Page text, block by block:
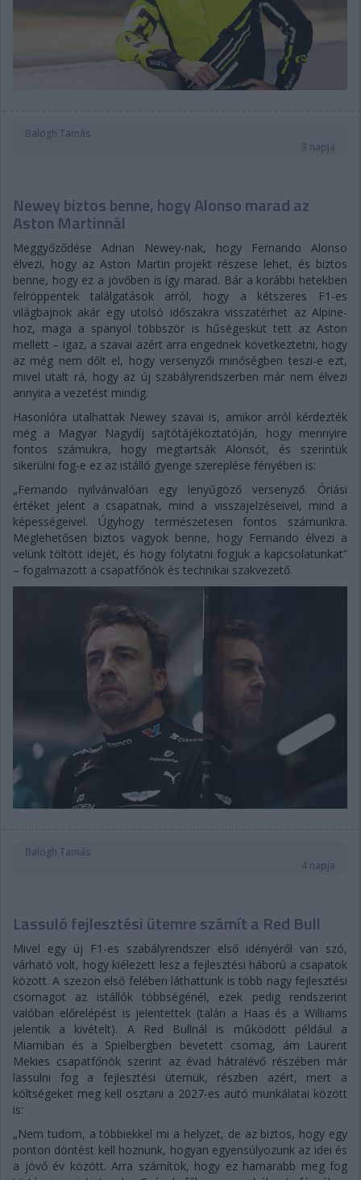
Balogh Tamás
3 napja
Newey biztos benne, hogy Alonso marad az
Aston Martinnál
Meggyőződése Adrian Newey-nak, hogy Fernando Alonso
élvezi, hogy az Aston Martin projekt részese lehet, és biztos
benne, hogy ez a jövőben is így marad. Bár a korábbi hetekben
felröppentek találgatások arról, hogy a kétszeres F1-es
világbajnok akár egy utolsó időszakra visszatérhet az Alpine-
hoz, maga a spanyol többször is hűségesküt tett az Aston
mellett – igaz, a szavai azért arra engednek következtetni, hogy
az még nem dőlt el, hogy versenyzői minőségben teszi-e ezt,
mivel utalt rá, hogy az új szabályrendszerben már nem élvezi
annyira a vezetést mindig.
Hasonlóra utalhattak Newey szavai is, amikor arról kérdezték
még a Magyar Nagydíj sajtótájékoztatóján, hogy mennyire
fontos számukra, hogy megtartsák Alonsót, és szerintük
sikerülni fog-e ez az istálló gyenge szereplése fényében is:
„Fernando nyilvánvalóan egy lenyűgöző versenyző. Óriási
értéket jelent a csapatnak, mind a visszajelzéseivel, mind a
képességeivel. Úgyhogy természetesen fontos számunkra.
Meglehetősen biztos vagyok benne, hogy Fernando élvezi a
velünk töltött idejét, és hogy folytatni fogjuk a kapcsolatunkat”
– fogalmazott a csapatfőnök és technikai szakvezető.
Balogh Tamás
4 napja
Lassuló fejlesztési ütemre számít a Red Bull
Mivel egy új F1-es szabályrendszer első idényéről van szó,
várható volt, hogy kiélezett lesz a fejlesztési háború a csapatok
között. A szezon első felében láthattunk is több nagy fejlesztési
csomagot az istállók többségénél, ezek pedig rendszerint
valóban előrelépést is jelentettek (talán a Haas és a Williams
jelentik a kivételt). A Red Bullnál is működött például a
Miamiban és a Spielbergben bevetett csomag, ám Laurent
Mekies csapatfőnök szerint az évad hátralévő részében már
lassulni fog a fejlesztési ütemük, részben azért, mert a
költségeket meg kell osztani a 2027-es autó munkálatai között
is:
„Nem tudom, a többiekkel mi a helyzet, de az biztos, hogy egy
ponton döntést kell hoznunk, hogyan egyensúlyozunk az idei és
a jövő év között. Arra számítok, hogy ez hamarabb meg fog